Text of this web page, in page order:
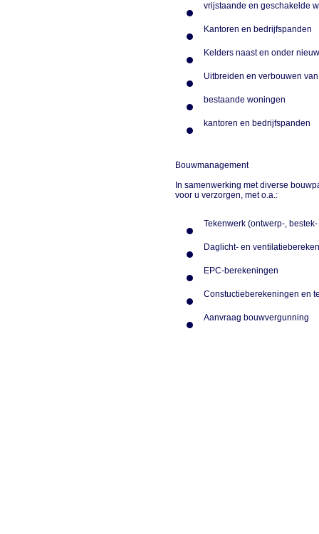
vrijstaande en geschakelde
Kantoren en bedrijfspanden
Kelders naast en onder
Uitbreiden en verbouwen
bestaande woningen
kantoren en bedrijfspanden
Bouwmanagement
In samenwerking met diverse
voor u verzorgen, met o.a.:
Tekenwerk (ontwerp-,
Daglicht- en
EPC-berekeningen
Constuctieberekeningen en
Aanvraag bouwvergunning